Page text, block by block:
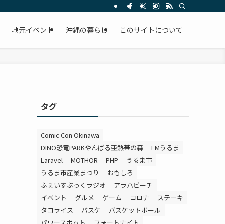
地元イベント 沖縄の暮らし このサイトについて
タグ
Comic Con Okinawa
DINO恐竜PARKやんばる亜熱帯の森
FMうるま
Laravel
MOTHOR PHP
うるま市
うるま市産業まつり
おもしろ
ふぇいすぶっくラジオ
アラハビーチ
イベント
グルメ ゲーム コロナ
ステーキ
タコライス
バスケ
バスケットボール